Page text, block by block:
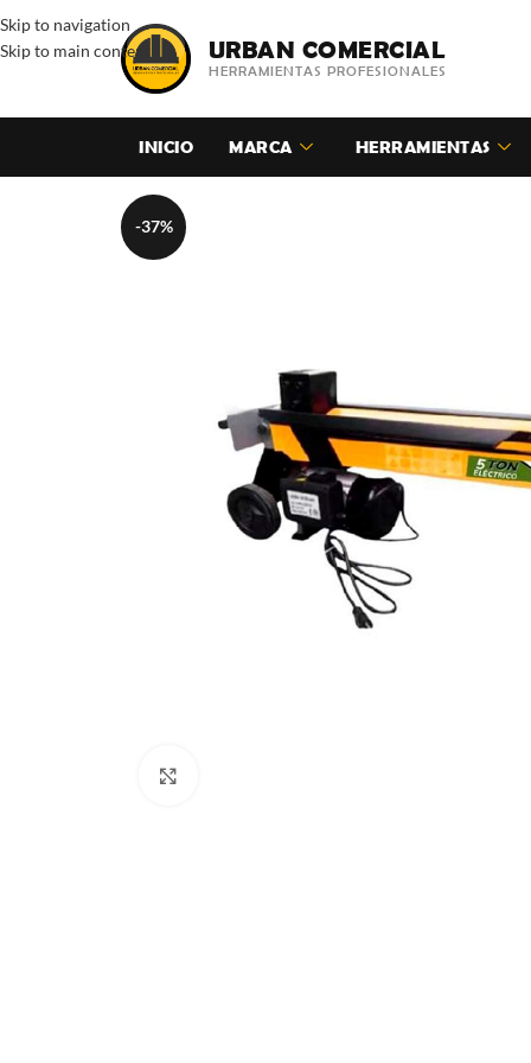
Skip to navigation
Skip to main content
URBAN COMERCIAL
HERRAMIENTAS PROFESIONALES
INICIO MARCA HERRAMIENTAS
-37%